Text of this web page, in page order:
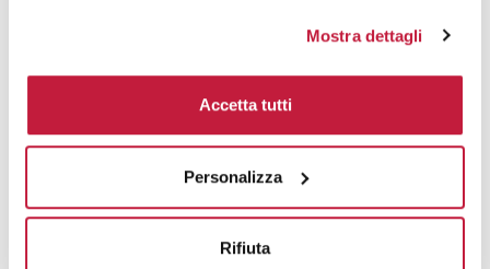
Mostra dettagli
Accetta tutti
Personalizza
Rifiuta